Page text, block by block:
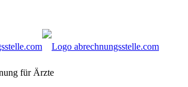
Verzeichnis der
für Ärzte